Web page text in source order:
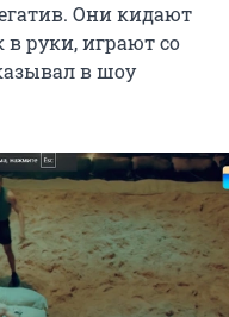
Они кидают
в руки, играют со
в шоу